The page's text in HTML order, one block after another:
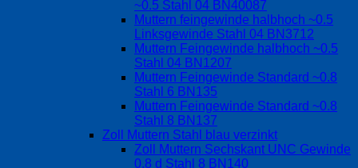
~0.5 Stahl 04 BN40087
Muttern feingewinde halbhoch ~0.5
Linksgewinde Stahl 04 BN3712
Muttern Feingewinde halbhoch ~0.5
Stahl 04 BN1207
Muttern Feingewinde Standard ~0.8
Stahl 6 BN135
Muttern Feingewinde Standard ~0.8
Stahl 8 BN137
Zoll Muttern Stahl blau verzinkt
Zoll Muttern Sechskant UNC Gewinde
0.8 d Stahl 8 BN140